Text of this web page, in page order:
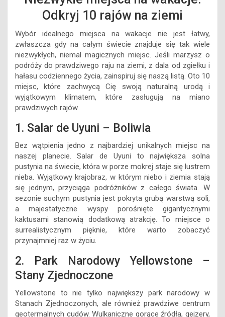
Odkryj 10 rajów na ziemi
Wybór idealnego miejsca na wakacje nie jest łatwy,
zwłaszcza gdy na całym świecie znajduje się tak wiele
niezwykłych, niemal magicznych miejsc. Jeśli marzysz o
podróży do prawdziwego raju na ziemi, z dala od zgiełku i
hałasu codziennego życia, zainspiruj się naszą listą. Oto 10
miejsc, które zachwycą Cię swoją naturalną urodą i
wyjątkowym klimatem, które zasługują na miano
prawdziwych rajów.
1. Salar de Uyuni – Boliwia
Bez wątpienia jedno z najbardziej unikalnych miejsc na
naszej planecie. Salar de Uyuni to największa solna
pustynia na świecie, która w porze mokrej staje się lustrem
nieba. Wyjątkowy krajobraz, w którym niebo i ziemia stają
się jednym, przyciąga podróżników z całego świata. W
sezonie suchym pustynia jest pokryta grubą warstwą soli,
a majestatyczne wyspy porośnięte gigantycznymi
kaktusami stanowią dodatkową atrakcję. To miejsce o
surrealistycznym pięknie, które warto zobaczyć
przynajmniej raz w życiu.
2. Park Narodowy Yellowstone –
Stany Zjednoczone
Yellowstone to nie tylko największy park narodowy w
Stanach Zjednoczonych, ale również prawdziwe centrum
geotermalnych cudów. Wulkaniczne gorące źródła, gejzery,